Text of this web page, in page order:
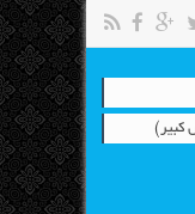
کبیر)